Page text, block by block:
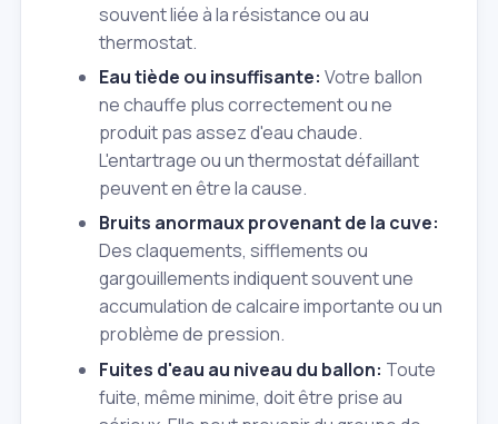
souvent liée à la résistance ou au
thermostat.
Eau tiède ou insuffisante: Votre ballon
ne chauffe plus correctement ou ne
produit pas assez d'eau chaude.
L'entartrage ou un thermostat défaillant
peuvent en être la cause.
Bruits anormaux provenant de la cuve:
Des claquements, sifflements ou
gargouillements indiquent souvent une
accumulation de calcaire importante ou un
problème de pression.
Fuites d'eau au niveau du ballon: Toute
fuite, même minime, doit être prise au